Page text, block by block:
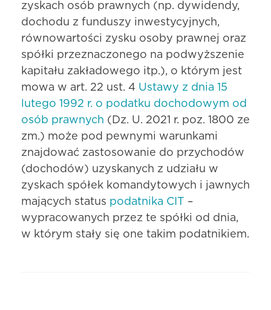
zyskach osób prawnych (np. dywidendy,
dochodu z funduszy inwestycyjnych,
równowartości zysku osoby prawnej oraz
spółki przeznaczonego na podwyższenie
kapitału zakładowego itp.), o którym jest
mowa w art. 22 ust. 4 Ustawy z dnia 15
lutego 1992 r. o podatku dochodowym od
osób prawnych (Dz. U. 2021 r. poz. 1800 ze
zm.) może pod pewnymi warunkami
znajdować zastosowanie do przychodów
(dochodów) uzyskanych z udziału w
zyskach spółek komandytowych i jawnych
mających status podatnika CIT –
wypracowanych przez te spółki od dnia,
w którym stały się one takim podatnikiem.